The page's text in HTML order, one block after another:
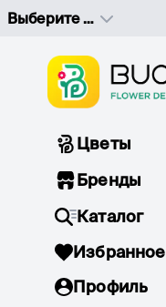
Выберите адрес доставки
Цветы
Бренды
Каталог
Избранное
Профиль